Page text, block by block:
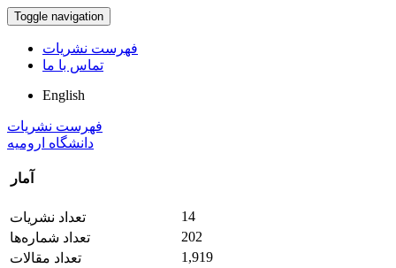
Toggle navigation
فهرست نشریات
تماس با ما
English
فهرست نشریات
دانشگاه ارومیه
آمار
تعداد نشریات
14
تعداد شماره‌ها
202
تعداد مقالات
1,919